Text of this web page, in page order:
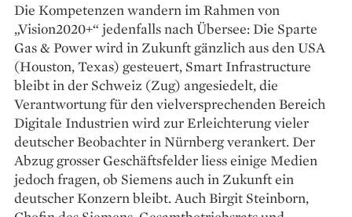
Die Kompetenzen wandern im Rahmen von
„Vision2020+“ jedenfalls nach Übersee: Die Sparte
Gas & Power wird in Zukunft gänzlich aus den USA
(Houston, Texas) gesteuert, Smart Infrastructure
bleibt in der Schweiz (Zug) angesiedelt, die
Verantwortung für den vielversprechenden Bereich
Digitale Industrien wird zur Erleichterung vieler
deutscher Beobachter in Nürnberg verankert. Der
Abzug grosser Geschäftsfelder liess einige Medien
jedoch fragen, ob Siemens auch in Zukunft ein
deutscher Konzern bleibt. Auch Birgit Steinborn,